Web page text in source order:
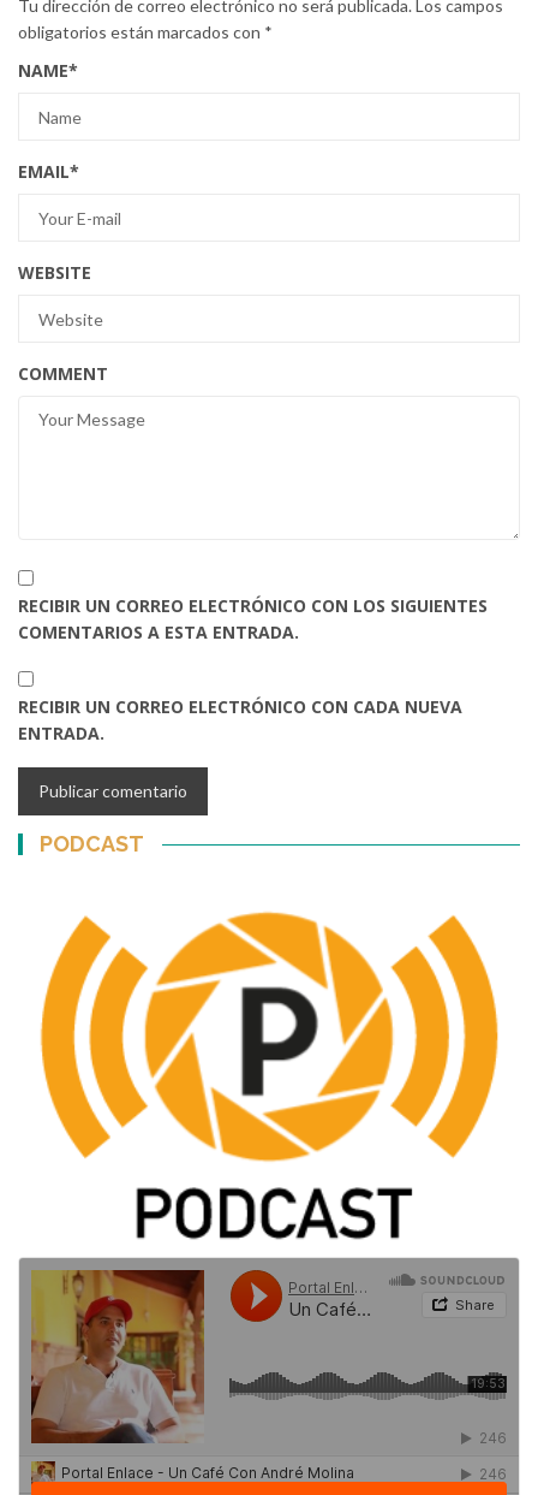
Tu dirección de correo electrónico no será publicada. Los campos
obligatorios están marcados con *
NAME*
EMAIL*
WEBSITE
COMMENT
RECIBIR UN CORREO ELECTRÓNICO CON LOS SIGUIENTES
COMENTARIOS A ESTA ENTRADA.
RECIBIR UN CORREO ELECTRÓNICO CON CADA NUEVA
ENTRADA.
PODCAST